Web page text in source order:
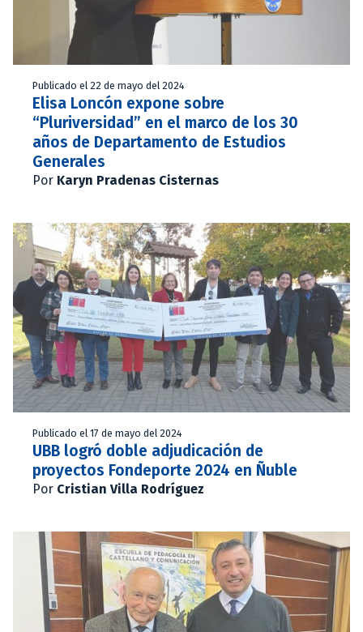
Publicado el 22 de mayo del 2024
Elisa Loncón expone sobre
“Pluriversidad” en el marco de los 30
años de Departamento de Estudios
Generales
Por Karyn Pradenas Cisternas
Publicado el 17 de mayo del 2024
UBB logró doble adjudicación de
proyectos Fondeporte 2024 en Ñuble
Por Cristian Villa Rodríguez